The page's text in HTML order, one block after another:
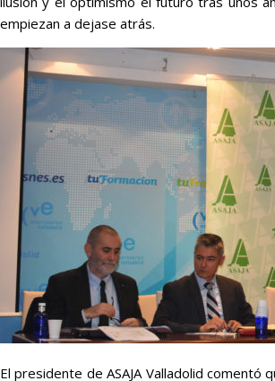
empiezan a dejase atrás.
El presidente de ASAJA Valladolid comentó